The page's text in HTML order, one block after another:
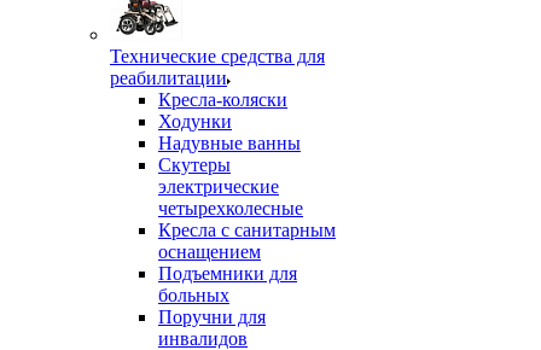
Технические средства для
реабилитации
Кресла-коляски
Ходунки
Надувные ванны
Скутеры
электрические
четырехколесные
Кресла с санитарным
оснащением
Подъемники для
больных
Поручни для
инвалидов